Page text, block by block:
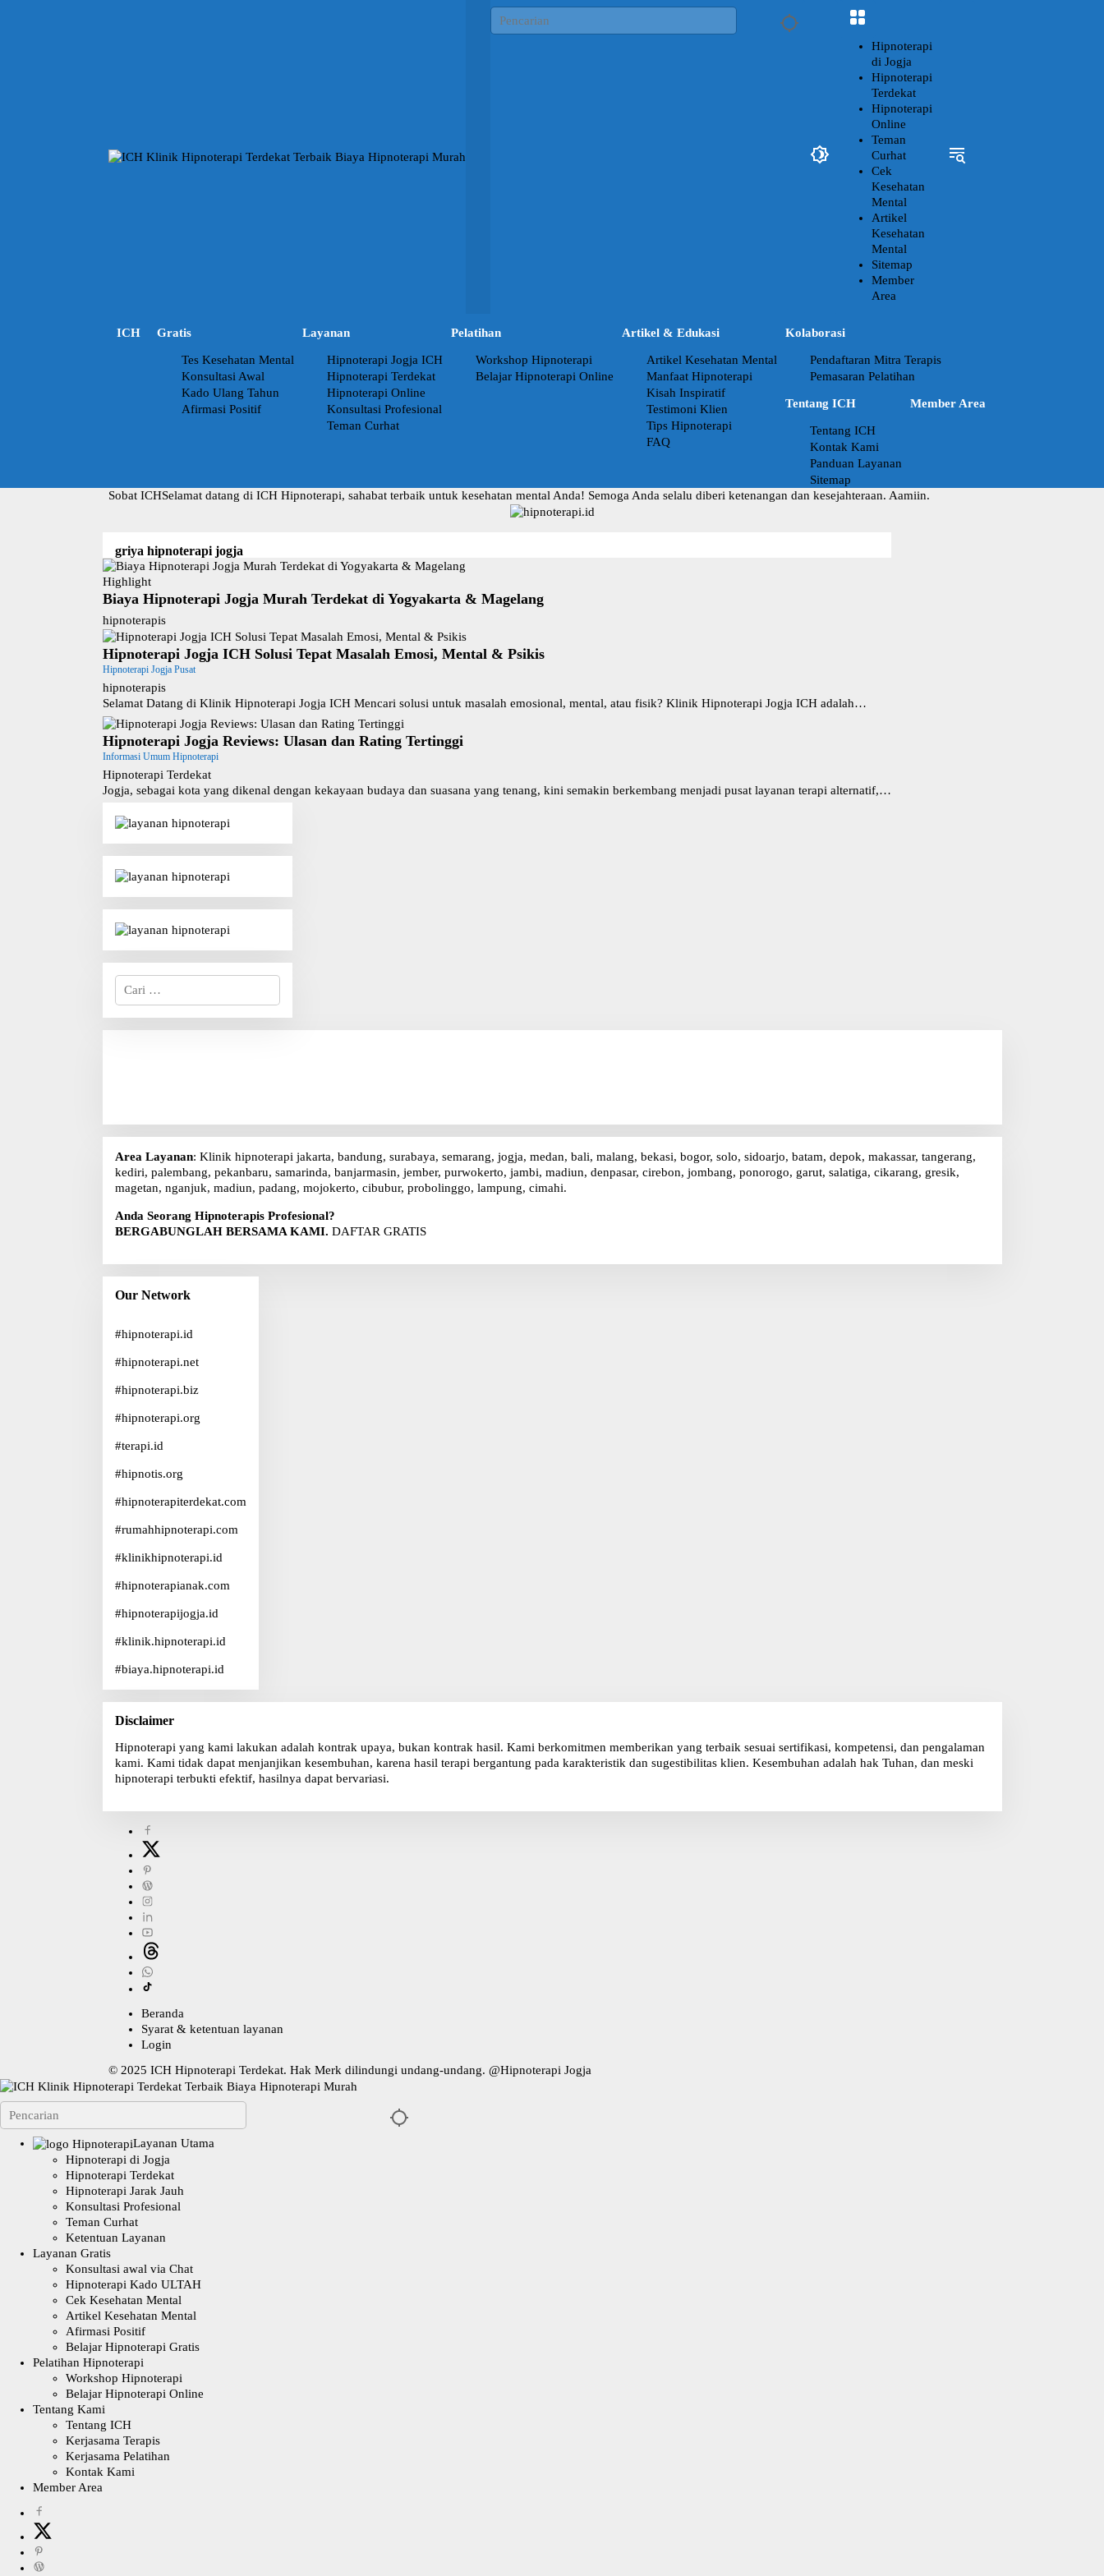
Hipnoterapi
di Jogja
Hipnoterapi
Terdekat
Hipnoterapi
Online
Teman
Curhat
Cek
Kesehatan
Mental
Artikel
Kesehatan
Mental
Sitemap
Member
Area
ICH Gratis
Tes Kesehatan Mental
Konsultasi Awal
Kado Ulang Tahun
Afirmasi Positif
Layanan
Hipnoterapi Jogja ICH
Hipnoterapi Terdekat
Hipnoterapi Online
Konsultasi Profesional
Teman Curhat
Pelatihan
Workshop Hipnoterapi
Belajar Hipnoterapi Online
Artikel & Edukasi
Artikel Kesehatan Mental
Manfaat Hipnoterapi
Kisah Inspiratif
Testimoni Klien
Tips Hipnoterapi
FAQ
Kolaborasi
Pendaftaran Mitra Terapis
Pemasaran Pelatihan
Tentang ICH
Tentang ICH
Kontak Kami
Panduan Layanan
Sitemap
Member Area
Sobat ICHSelamat datang di ICH Hipnoterapi, sahabat terbaik untuk kesehatan mental Anda! Semoga Anda selalu diberi ketenangan dan kesejahteraan. Aamiin.
griya hipnoterapi jogja
Highlight
Biaya Hipnoterapi Jogja Murah Terdekat di Yogyakarta & Magelang
hipnoterapis
Hipnoterapi Jogja ICH Solusi Tepat Masalah Emosi, Mental & Psikis
Hipnoterapi Jogja Pusat
hipnoterapis
Selamat Datang di Klinik Hipnoterapi Jogja ICH Mencari solusi untuk masalah emosional, mental, atau fisik? Klinik Hipnoterapi Jogja ICH adalah…
Hipnoterapi Jogja Reviews: Ulasan dan Rating Tertinggi
Informasi Umum Hipnoterapi
Hipnoterapi Terdekat
Jogja, sebagai kota yang dikenal dengan kekayaan budaya dan suasana yang tenang, kini semakin berkembang menjadi pusat layanan terapi alternatif,…
:
Area Layanan: Klinik hipnoterapi jakarta, bandung, surabaya, semarang, jogja, medan, bali, malang, bekasi, bogor, solo, sidoarjo, batam, depok, makassar, tangerang,
kediri, palembang, pekanbaru, samarinda, banjarmasin, jember, purwokerto, jambi, madiun, denpasar, cirebon, jombang, ponorogo, garut, salatiga, cikarang, gresik,
magetan, nganjuk, madiun, padang, mojokerto, cibubur, probolinggo, lampung, cimahi.
Anda Seorang Hipnoterapis Profesional?
BERGABUNGLAH BERSAMA KAMI. DAFTAR GRATIS
Our Network
#hipnoterapi.id
#hipnoterapi.net
#hipnoterapi.biz
#hipnoterapi.org
#terapi.id
#hipnotis.org
#hipnoterapiterdekat.com
#rumahhipnoterapi.com
#klinikhipnoterapi.id
#hipnoterapianak.com
#hipnoterapijogja.id
#klinik.hipnoterapi.id
#biaya.hipnoterapi.id
Disclaimer
Hipnoterapi yang kami lakukan adalah kontrak upaya, bukan kontrak hasil. Kami berkomitmen memberikan yang terbaik sesuai sertifikasi, kompetensi, dan pengalaman
kami. Kami tidak dapat menjanjikan kesembuhan, karena hasil terapi bergantung pada karakteristik dan sugestibilitas klien. Kesembuhan adalah hak Tuhan, dan meski
hipnoterapi terbukti efektif, hasilnya dapat bervariasi.
Beranda
Syarat & ketentuan layanan
Login
© 2025 ICH Hipnoterapi Terdekat. Hak Merk dilindungi undang-undang. @Hipnoterapi Jogja
Layanan Utama
Hipnoterapi di Jogja
Hipnoterapi Terdekat
Hipnoterapi Jarak Jauh
Konsultasi Profesional
Teman Curhat
Ketentuan Layanan
Layanan Gratis
Konsultasi awal via Chat
Hipnoterapi Kado ULTAH
Cek Kesehatan Mental
Artikel Kesehatan Mental
Afirmasi Positif
Belajar Hipnoterapi Gratis
Pelatihan Hipnoterapi
Workshop Hipnoterapi
Belajar Hipnoterapi Online
Tentang Kami
Tentang ICH
Kerjasama Terapis
Kerjasama Pelatihan
Kontak Kami
Member Area